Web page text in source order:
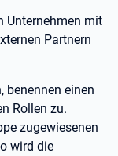
Unternehmen mit
Partnern
benennen einen
Rollen zu.
zugewiesenen
wird die